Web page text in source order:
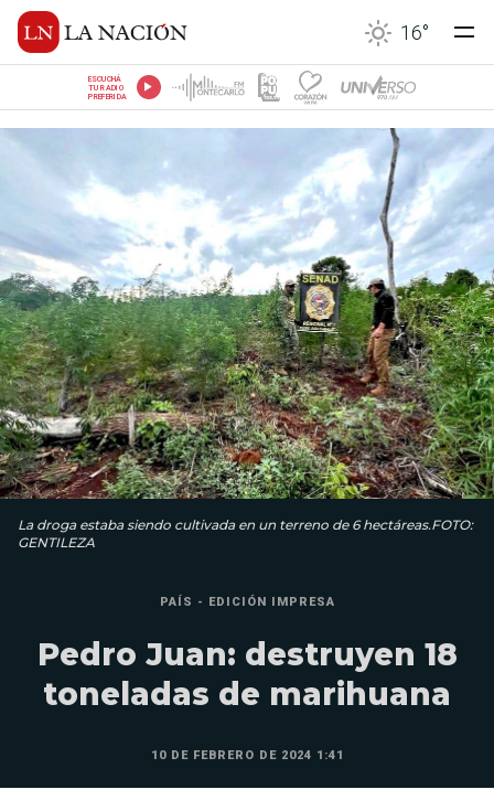
16°
ESCUCHÁ
TU RADIO
PREFERIDA
La droga estaba siendo cultivada en un terreno de 6 hectáreas.FOTO:
GENTILEZA
PAÍS - EDICIÓN IMPRESA
Pedro Juan: destruyen 18
toneladas de marihuana
10 DE FEBRERO DE 2024 1:41